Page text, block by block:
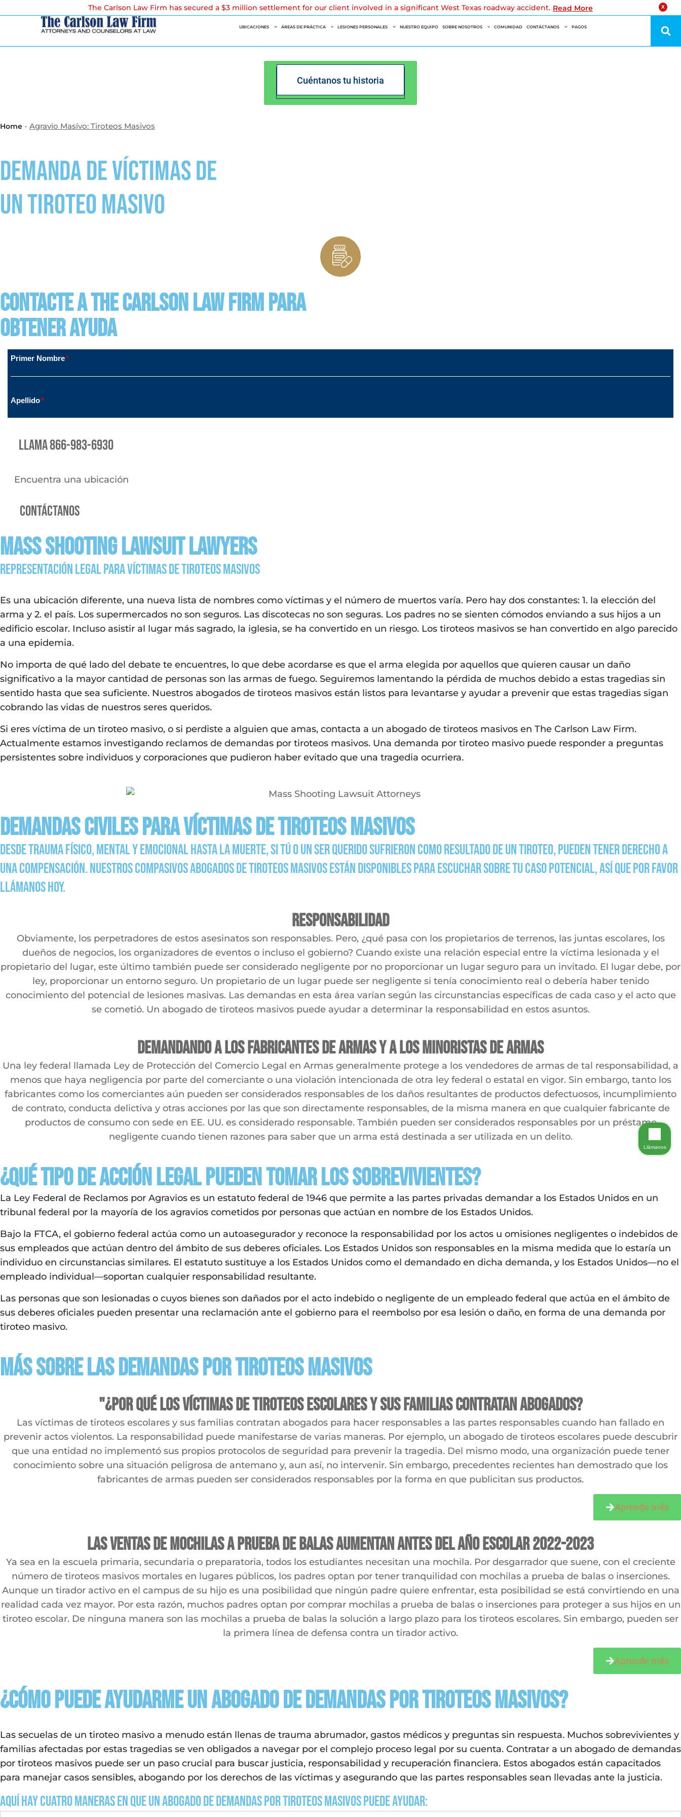
X
The Carlson Law Firm has secured a $3 million settlement for our client involved in a significant West Texas roadway accident. Read More
UBICACIONES ÁREAS DE PRÁCTICA LESIONES PERSONALES NUESTRO EQUIPO SOBRE NOSOTROS COMUNIDAD CONTÁCTANOS PAGOS
Cuéntanos tu historia
Home - Agravio Masivo: Tiroteos Masivos
Demanda de víctimas de
un tiroteo masivo
Contacte a The Carlson Law Firm para
obtener ayuda
Llama 866-983-6930
Encuentra una ubicación
Contáctanos
Mass Shooting Lawsuit Lawyers
Representación legal para víctimas de tiroteos masivos
Es una ubicación diferente, una nueva lista de nombres como víctimas y el número de muertos varía. Pero hay dos constantes: 1. la elección del
arma y 2. el país. Los supermercados no son seguros. Las discotecas no son seguras. Los padres no se sienten cómodos enviando a sus hijos a un
edificio escolar. Incluso asistir al lugar más sagrado, la iglesia, se ha convertido en un riesgo. Los tiroteos masivos se han convertido en algo parecido
a una epidemia.
No importa de qué lado del debate te encuentres, lo que debe acordarse es que el arma elegida por aquellos que quieren causar un daño
significativo a la mayor cantidad de personas son las armas de fuego. Seguiremos lamentando la pérdida de muchos debido a estas tragedias sin
sentido hasta que sea suficiente. Nuestros abogados de tiroteos masivos están listos para levantarse y ayudar a prevenir que estas tragedias sigan
cobrando las vidas de nuestros seres queridos.
Si eres víctima de un tiroteo masivo, o si perdiste a alguien que amas, contacta a un abogado de tiroteos masivos en The Carlson Law Firm.
Actualmente estamos investigando reclamos de demandas por tiroteos masivos. Una demanda por tiroteo masivo puede responder a preguntas
persistentes sobre individuos y corporaciones que pudieron haber evitado que una tragedia ocurriera.
Demandas civiles para víctimas de tiroteos masivos
Desde trauma físico, mental y emocional hasta la muerte, si tú o un ser querido sufrieron como resultado de un tiroteo, pueden tener derecho a
una compensación. Nuestros compasivos abogados de tiroteos masivos están disponibles para escuchar sobre tu caso potencial, así que por favor
llámanos hoy.
Responsabilidad
Obviamente, los perpetradores de estos asesinatos son responsables. Pero, ¿qué pasa con los propietarios de terrenos, las juntas escolares, los
dueños de negocios, los organizadores de eventos o incluso el gobierno? Cuando existe una relación especial entre la víctima lesionada y el
propietario del lugar, este último también puede ser considerado negligente por no proporcionar un lugar seguro para un invitado. El lugar debe, por
ley, proporcionar un entorno seguro. Un propietario de un lugar puede ser negligente si tenía conocimiento real o debería haber tenido
conocimiento del potencial de lesiones masivas. Las demandas en esta área varían según las circunstancias específicas de cada caso y el acto que
se cometió. Un abogado de tiroteos masivos puede ayudar a determinar la responsabilidad en estos asuntos.
Demandando a los fabricantes de armas y a los minoristas de armas
Una ley federal llamada Ley de Protección del Comercio Legal en Armas generalmente protege a los vendedores de armas de tal responsabilidad, a
menos que haya negligencia por parte del comerciante o una violación intencionada de otra ley federal o estatal en vigor. Sin embargo, tanto los
fabricantes como los comerciantes aún pueden ser considerados responsables de los daños resultantes de productos defectuosos, incumplimiento
de contrato, conducta delictiva y otras acciones por las que son directamente responsables, de la misma manera en que cualquier fabricante de
productos de consumo con sede en EE. UU. es considerado responsable. También pueden ser considerados responsables por un préstamo
negligente cuando tienen razones para saber que un arma está destinada a ser utilizada en un delito.
¿Qué tipo de acción legal pueden tomar los sobrevivientes?
La Ley Federal de Reclamos por Agravios es un estatuto federal de 1946 que permite a las partes privadas demandar a los Estados Unidos en un
tribunal federal por la mayoría de los agravios cometidos por personas que actúan en nombre de los Estados Unidos.
Bajo la FTCA, el gobierno federal actúa como un autoasegurador y reconoce la responsabilidad por los actos u omisiones negligentes o indebidos de
sus empleados que actúan dentro del ámbito de sus deberes oficiales. Los Estados Unidos son responsables en la misma medida que lo estaría un
individuo en circunstancias similares. El estatuto sustituye a los Estados Unidos como el demandado en dicha demanda, y los Estados Unidos—no el
empleado individual—soportan cualquier responsabilidad resultante.
Las personas que son lesionadas o cuyos bienes son dañados por el acto indebido o negligente de un empleado federal que actúa en el ámbito de
sus deberes oficiales pueden presentar una reclamación ante el gobierno para el reembolso por esa lesión o daño, en forma de una demanda por
tiroteo masivo.
Más sobre las demandas por tiroteos masivos
"¿Por qué los víctimas de tiroteos escolares y sus familias contratan abogados?
Las víctimas de tiroteos escolares y sus familias contratan abogados para hacer responsables a las partes responsables cuando han fallado en
prevenir actos violentos. La responsabilidad puede manifestarse de varias maneras. Por ejemplo, un abogado de tiroteos escolares puede descubrir
que una entidad no implementó sus propios protocolos de seguridad para prevenir la tragedia. Del mismo modo, una organización puede tener
conocimiento sobre una situación peligrosa de antemano y, aun así, no intervenir. Sin embargo, precedentes recientes han demostrado que los
fabricantes de armas pueden ser considerados responsables por la forma en que publicitan sus productos.
Aprende más
Las ventas de mochilas a prueba de balas aumentan antes del año escolar 2022-2023
Ya sea en la escuela primaria, secundaria o preparatoria, todos los estudiantes necesitan una mochila. Por desgarrador que suene, con el creciente
número de tiroteos masivos mortales en lugares públicos, los padres optan por tener tranquilidad con mochilas a prueba de balas o inserciones.
Aunque un tirador activo en el campus de su hijo es una posibilidad que ningún padre quiere enfrentar, esta posibilidad se está convirtiendo en una
realidad cada vez mayor. Por esta razón, muchos padres optan por comprar mochilas a prueba de balas o inserciones para proteger a sus hijos en un
tiroteo escolar. De ninguna manera son las mochilas a prueba de balas la solución a largo plazo para los tiroteos escolares. Sin embargo, pueden ser
la primera línea de defensa contra un tirador activo.
Aprende más
¿Cómo puede ayudarme un abogado de demandas por tiroteos masivos?
Las secuelas de un tiroteo masivo a menudo están llenas de trauma abrumador, gastos médicos y preguntas sin respuesta. Muchos sobrevivientes y
familias afectadas por estas tragedias se ven obligados a navegar por el complejo proceso legal por su cuenta. Contratar a un abogado de demandas
por tiroteos masivos puede ser un paso crucial para buscar justicia, responsabilidad y recuperación financiera. Estos abogados están capacitados
para manejar casos sensibles, abogando por los derechos de las víctimas y asegurando que las partes responsables sean llevadas ante la justicia.
Aquí hay cuatro maneras en que un abogado de demandas por tiroteos masivos puede ayudar:
Llámanos